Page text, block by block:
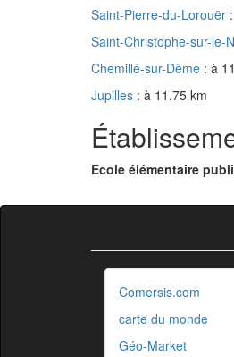
Saint-Pierre-du-Lorouër
Saint-Christophe-sur-le-
Chemillé-sur-Dême : à
Jupilles : à 11.75 km
Ecole élémentaire
Comersis.com
carte du monde
Géo-Market